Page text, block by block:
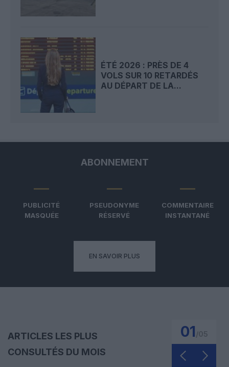
ÉTÉ 2026 : PRÈS DE 4
VOLS SUR 10 RETARDÉS
AU DÉPART DE LA...
ABONNEMENT
PUBLICITÉ
MASQUÉE
PSEUDONYME
RÉSERVÉ
COMMENTAIRE
INSTANTANÉ
EN SAVOIR PLUS
ARTICLES LES PLUS
CONSULTÉS DU MOIS
01